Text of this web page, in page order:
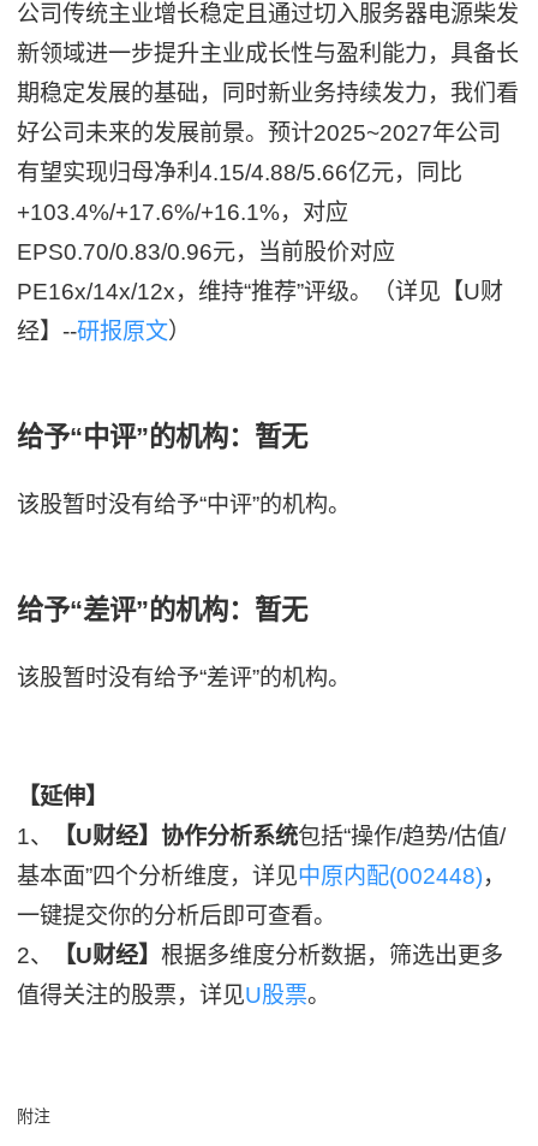
公司传统主业增长稳定且通过切入服务器电源柴发
新领域进一步提升主业成长性与盈利能力，具备长
期稳定发展的基础，同时新业务持续发力，我们看
好公司未来的发展前景。预计2025~2027年公司
有望实现归母净利4.15/4.88/5.66亿元，同比
+103.4%/+17.6%/+16.1%，对应
EPS0.70/0.83/0.96元，当前股价对应
PE16x/14x/12x，维持“推荐”评级。（详见【U财
经】--研报原文）
给予“中评”的机构：暂无
该股暂时没有给予“中评”的机构。
给予“差评”的机构：暂无
该股暂时没有给予“差评”的机构。
【延伸】
1、
【U财经】协作分析系统包括“操作/趋势/估值/
基本面”四个分析维度，详见中原内配(002448)，
一键提交你的分析后即可查看。
2、
【U财经】根据多维度分析数据，筛选出更多
值得关注的股票，详见U股票。
附注